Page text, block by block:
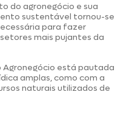
do agronegócio e sua
sustentável tornou-se
para fazer
mais pujantes da
Agronegócio está pautada
amplas, como com a
naturais utilizados de